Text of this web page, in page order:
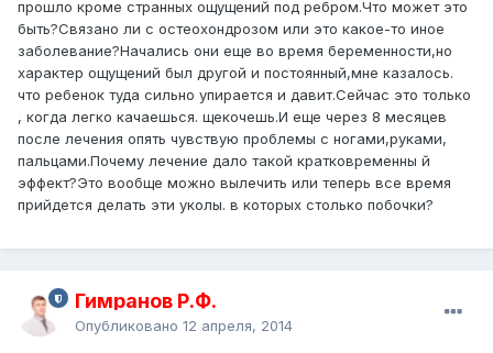
прошло кроме странных ощущений под ребром.Что может это
быть?Связано ли с остеохондрозом или это какое-то иное
заболевание?Начались они еще во время беременности,но
характер ощущений был другой и постоянный,мне казалось.
что ребенок туда сильно упирается и давит.Сейчас это только
, когда легко качаешься. щекочешь.И еще через 8 месяцев
после лечения опять чувствую проблемы с ногами,руками,
пальцами.Почему лечение дало такой кратковременны й
эффект?Это вообще можно вылечить или теперь все время
прийдется делать эти уколы. в которых столько побочки?
Гимранов Р.Ф.
Опубликовано 12 апреля, 2014